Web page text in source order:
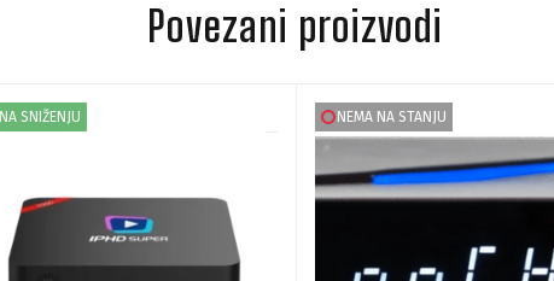
Povezani proizvodi
NA SNIŽENJU NEMA NA STANJU